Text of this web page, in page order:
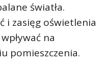
światła.
i zasięg oświetlenia
na
pomieszczenia.